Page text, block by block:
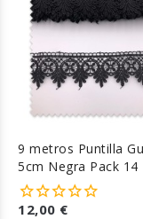
9 metros Puntilla
5cm Negra Pack 14
12,00 €